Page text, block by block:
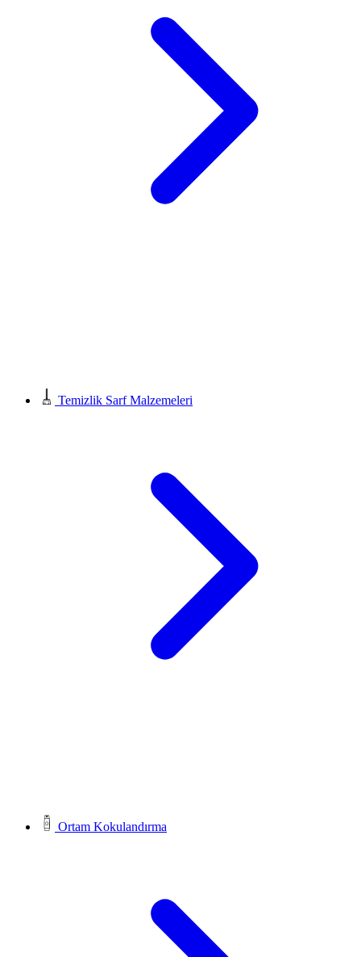
Temizlik Sarf Malzemeleri
Ortam Kokulandırma